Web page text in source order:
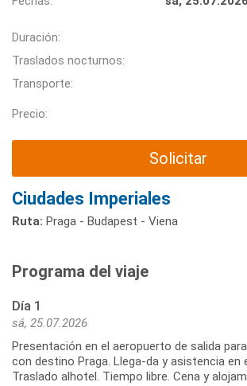
Duración:
Traslados nocturnos:
Transporte:
Precio:
Solicitar
Ciudades Imperiales
Ruta: Praga - Budapest - Viena
Programa del viaje
Día 1
sá, 25.07.2026
Presentación en el aeropuerto de salida
con destino Praga. Llega-da y asistencia en
Traslado alhotel. Tiempo libre. Cena y